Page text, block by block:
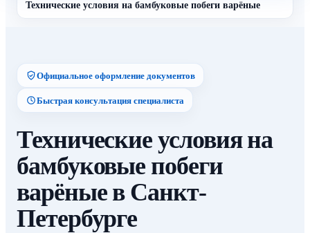
Технические условия на бамбуковые побеги варёные
Официальное оформление документов
Быстрая консультация специалиста
Технические условия на
бамбуковые побеги
варёные в Санкт-
Петербурге